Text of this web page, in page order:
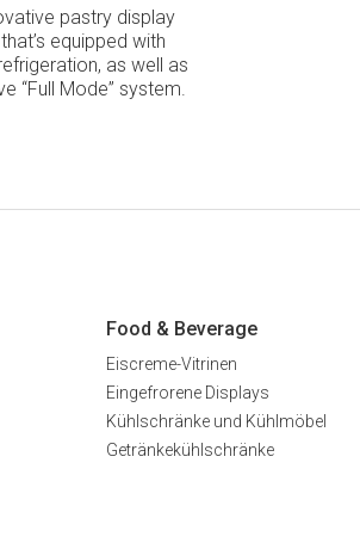
pastry display
equipped with
as well as
“Full Mode” system.
Food & Beverage
Eiscreme-Vitrinen
Eingefrorene Displays
Kühlschränke und Kühlmöbel
Getränkekühlschränke